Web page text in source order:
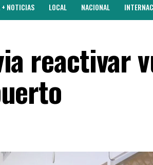
NOTICIAS LOCAL NACIONAL
reactivar